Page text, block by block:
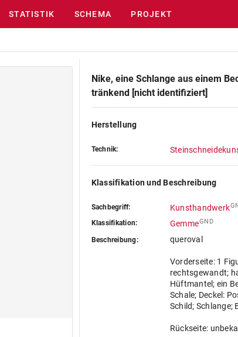
STATISTIK SCHEMA PROJEKT
Nike, eine Schlange aus einem
tränkend [nicht identifiziert]
Herstellung
Technik:
Klassifikation und Beschreibung
Sachbegriff: Kunsthandwerk
Klassifikation: GemmeGND
Beschreibung: queroval
Vorderseite: 1
rechtsgewandt;
Hüftmantel; ein
Schale; Deckel:
Schild; Schlange;
Rückseite: